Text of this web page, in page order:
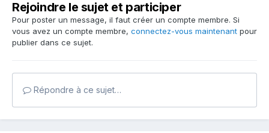
Rejoindre le sujet et participer
Pour poster un message, il faut créer un compte membre. Si
vous avez un compte membre, connectez-vous maintenant pour
publier dans ce sujet.
Répondre à ce sujet…